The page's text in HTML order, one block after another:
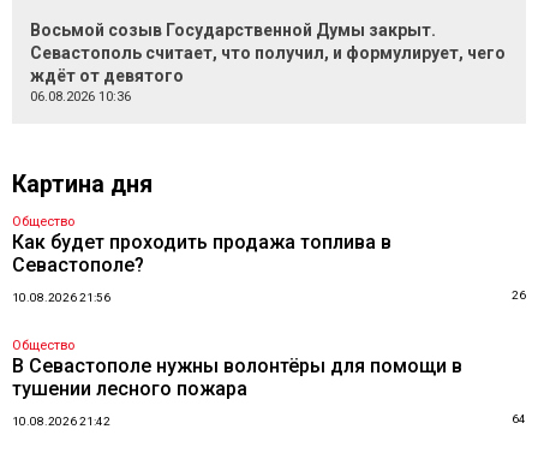
Восьмой созыв Государственной Думы закрыт.
Севастополь считает, что получил, и формулирует, чего
ждёт от девятого
06.08.2026 10:36
Картина дня
Общество
Как будет проходить продажа топлива в
Севастополе?
10.08.2026 21:56 26
Общество
В Севастополе нужны волонтёры для помощи в
тушении лесного пожара
10.08.2026 21:42 64